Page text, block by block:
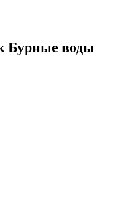
Бурные воды